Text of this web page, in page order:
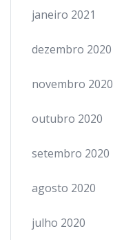
janeiro 2021
dezembro 2020
novembro 2020
outubro 2020
setembro 2020
agosto 2020
julho 2020